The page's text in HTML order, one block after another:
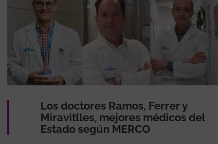
Los doctores Ramos, Ferrer y
Miravitlles, mejores médicos del
Estado según MERCO